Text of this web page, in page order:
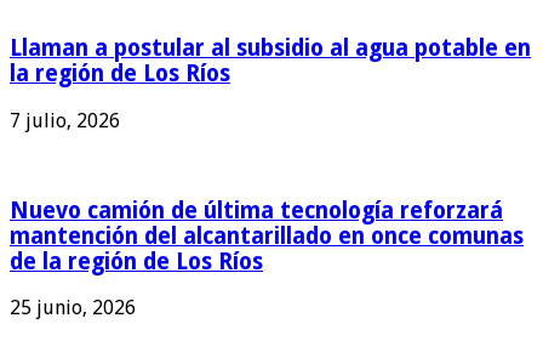
Llaman a postular al subsidio al agua potable en
la región de Los Ríos
7 julio, 2026
Nuevo camión de última tecnología reforzará
mantención del alcantarillado en once comunas
de la región de Los Ríos
25 junio, 2026